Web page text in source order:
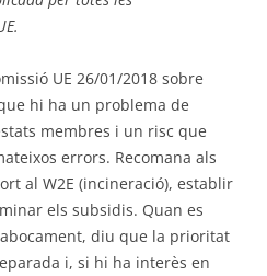
UE 26/01/2018 sobre
hi ha un problema de
membres i un risc que
errors. Recomana als
al W2E (incineració), establir
els subsidis. Quan es
diu que la prioritat
i, si hi ha interès en